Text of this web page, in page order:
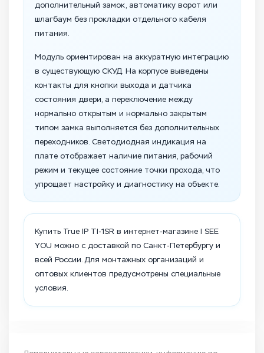
дополнительный замок, автоматику ворот или
шлагбаум без прокладки отдельного кабеля
питания.
Модуль ориентирован на аккуратную интеграцию
в существующую СКУД. На корпусе выведены
контакты для кнопки выхода и датчика
состояния двери, а переключение между
нормально открытым и нормально закрытым
типом замка выполняется без дополнительных
переходников. Светодиодная индикация на
плате отображает наличие питания, рабочий
режим и текущее состояние точки прохода, что
упрощает настройку и диагностику на объекте.
Купить True IP TI-1SR в интернет-магазине I SEE
YOU можно с доставкой по Санкт-Петербургу и
всей России. Для монтажных организаций и
оптовых клиентов предусмотрены специальные
условия.